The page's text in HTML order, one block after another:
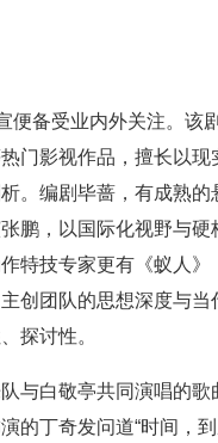
便备受业内外关注。该
门影视作品，擅长以
。编剧毕蔷，有成熟
鹏，以国际化视野与
特技专家更有《蚁人
创团队的思想深度与
探讨性。
与白敬亭共同演唱的
的丁奇发问道“时间，